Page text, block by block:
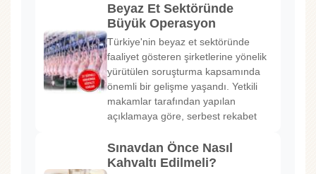
Beyaz Et Sektöründe
Büyük Operasyon
Türkiye'nin beyaz et sektöründe
faaliyet gösteren şirketlerine yönelik
yürütülen soruşturma kapsamında
önemli bir gelişme yaşandı. Yetkili
makamlar tarafından yapılan
açıklamaya göre, serbest rekabet
Sınavdan Önce Nasıl
Kahvaltı Edilmeli?